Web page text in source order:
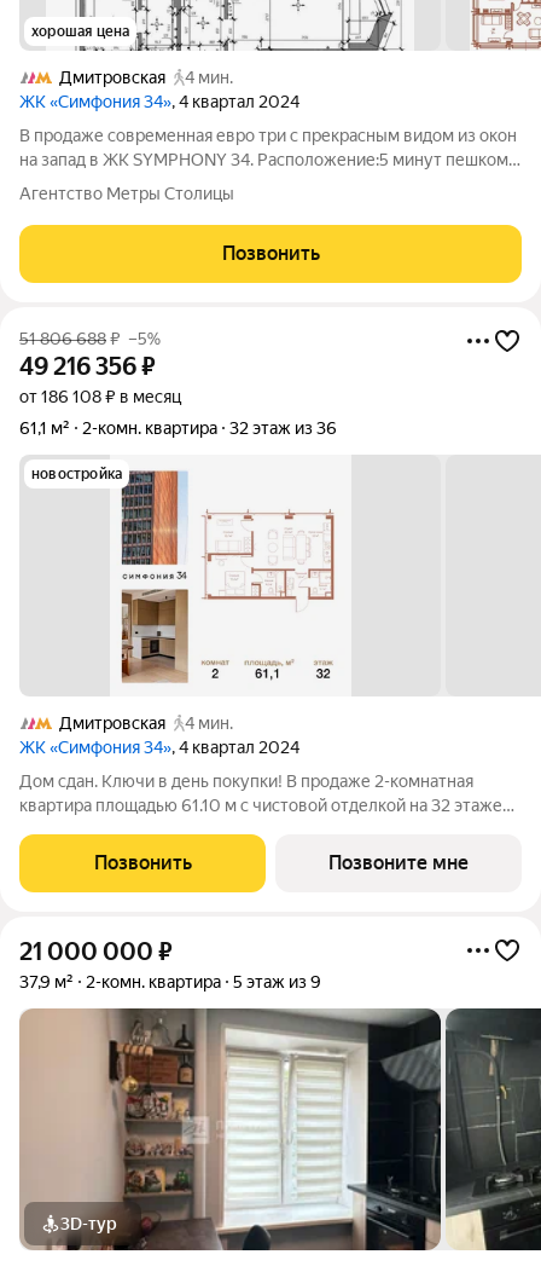
хорошая цена
Дмитровская
4 мин.
ЖК «Симфония 34», 4 квартал 2024
В продаже современная евро три с прекрасным видом из окон
на запад в ЖК SYMPHONY 34. Расположение:5 минут пешком
до метро "Дмитровская"; 5 минут на автомобиле до ТТК. В
пешей доступности есть все возможные элементы
инфраструктуры, в том числе школы
Агентство Метры Столицы
Позвонить
51 806 688₽ –5%
49 216 356₽
от 186 108 ₽ в месяц
61,1 м²
2-комн. квартира 32 этаж из 36
новостройка
Дмитровская
4 мин.
ЖК «Симфония 34», 4 квартал 2024
Дом сдан. Ключи в день покупки! В продаже 2-комнатная
квартира площадью 61.10 м с чистовой отделкой на 32 этаже
концептуально новый жилой комплекс премиум-класса с
подземной парковкой, состоит из
Позвонить Позвоните мне
21 000 000 ₽
37,9 м² 2-комн. квартира 5 этаж из 9
3D-тур